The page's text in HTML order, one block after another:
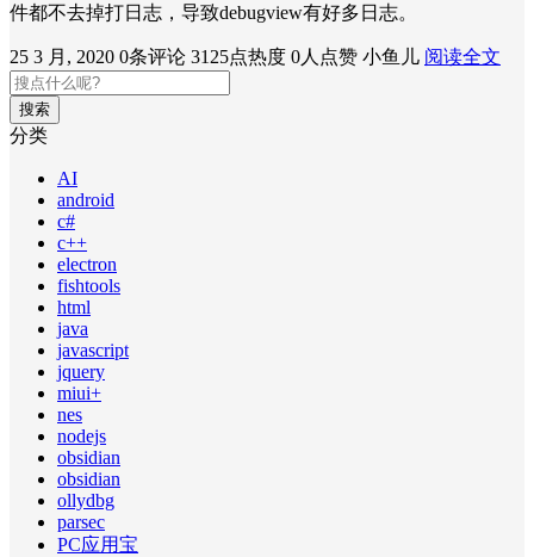
件都不去掉打日志，导致debugview有好多日志。
25 3 月, 2020 0条评论 3125点热度 0人点赞 小鱼儿 阅读全文
搜索
分类
AI
android
c#
c++
electron
fishtools
html
java
javascript
jquery
miui+
nes
nodejs
obsidian
obsidian
ollydbg
parsec
PC应用宝